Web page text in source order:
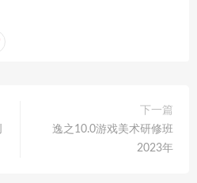
下一篇
逸之10.0游戏美术研修班
2023年